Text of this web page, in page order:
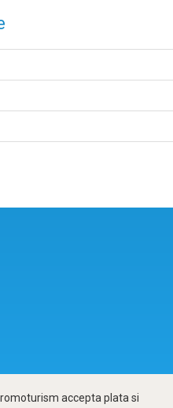
accepta plata si